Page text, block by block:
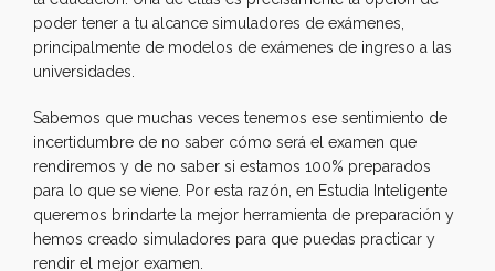
poder tener a tu alcance simuladores de exámenes,
principalmente de modelos de exámenes de ingreso a las
universidades.
Sabemos que muchas veces tenemos ese sentimiento de
incertidumbre de no saber cómo será el examen que
rendiremos y de no saber si estamos 100% preparados
para lo que se viene. Por esta razón, en Estudia Inteligente
queremos brindarte la mejor herramienta de preparación y
hemos creado simuladores para que puedas practicar y
rendir el mejor examen.